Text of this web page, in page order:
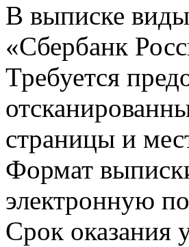
В выписке
«Сбербанк
Требуется
страницы и
Формат
электронную
Срок оказания